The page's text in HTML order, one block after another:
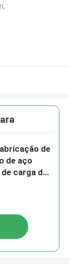
de
de aço
carga de